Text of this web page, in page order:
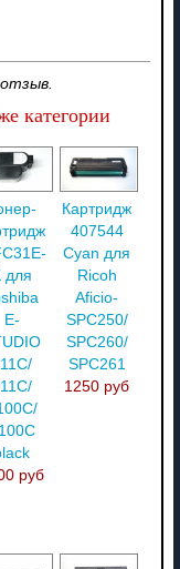
категории
для
E-
руб
Картридж
407544
Cyan для
Ricoh
Aficio-
SPC250/
SPC260/
SPC261
1250 руб